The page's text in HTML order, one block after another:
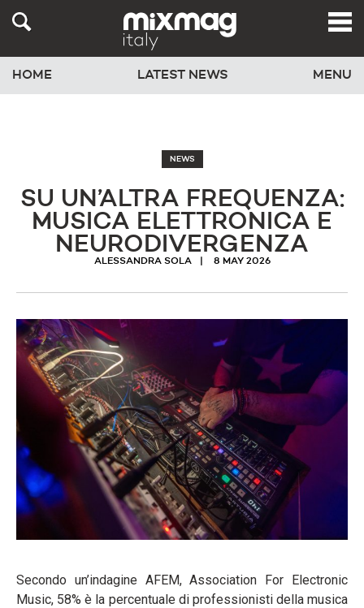
HOME LATEST NEWS MENU
NEWS
SU UN’ALTRA FREQUENZA:
MUSICA ELETTRONICA E
NEURODIVERGENZA
ALESSANDRA SOLA 8 MAY 2026
Secondo un’indagine AFEM, Association For Electronic
Music, 58% è la percentuale di professionisti della musica